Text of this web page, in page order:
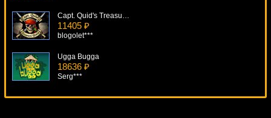
Capt. Quid's Treasure Quest
11405 ₽
blogolet***
Ugga Bugga
18636 ₽
Serg***
All American Poker